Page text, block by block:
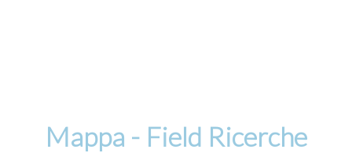
Mappa - Field Ricerche